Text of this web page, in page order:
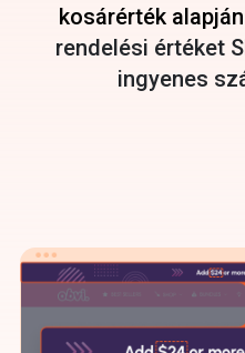
kosárérték
rendelési értéket
ingyenes